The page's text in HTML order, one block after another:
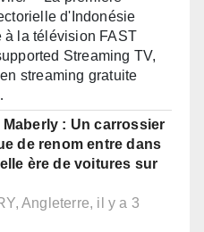
d'Indonésie
à la télévision FAST
Streaming TV,
streaming gratuite
: Un carrossier
de renom entre dans
ère de voitures sur
Angleterre, il y a 3